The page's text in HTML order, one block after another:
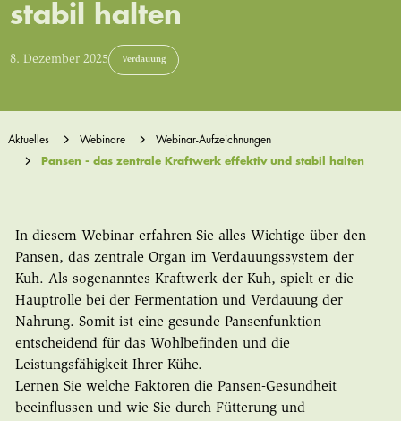
stabil halten
8. Dezember 2025 Verdauung
Aktuelles Webinare
Webinar-Aufzeichnungen
Pansen - das zentrale Kraftwerk effektiv und stabil halten
In diesem Webinar erfahren Sie alles Wichtige über den
Pansen, das zentrale Organ im Verdauungssystem der
Kuh. Als sogenanntes Kraftwerk der Kuh, spielt er die
Hauptrolle bei der Fermentation und Verdauung der
Nahrung. Somit ist eine gesunde Pansenfunktion
entscheidend für das Wohlbefinden und die
Leistungsfähigkeit Ihrer Kühe.
Lernen Sie welche Faktoren die Pansen-Gesundheit
beeinflussen und wie Sie durch Fütterung und